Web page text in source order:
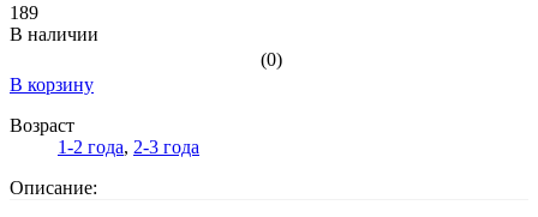
189
В наличии
(0)
В корзину
Возраст
1-2 года, 2-3 года
Описание: